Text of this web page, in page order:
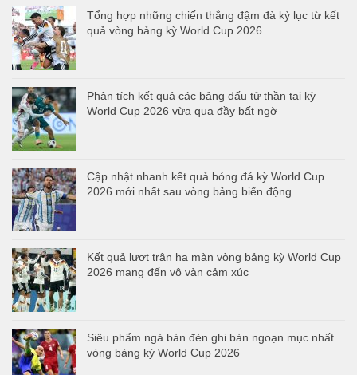
Tổng hợp những chiến thắng đậm đà kỷ lục từ kết
quả vòng bảng kỳ World Cup 2026
Phân tích kết quả các bảng đấu tử thần tại kỳ
World Cup 2026 vừa qua đầy bất ngờ
Cập nhật nhanh kết quả bóng đá kỳ World Cup
2026 mới nhất sau vòng bảng biến động
Kết quả lượt trận hạ màn vòng bảng kỳ World Cup
2026 mang đến vô vàn cảm xúc
Siêu phẩm ngả bàn đèn ghi bàn ngoạn mục nhất
vòng bảng kỳ World Cup 2026